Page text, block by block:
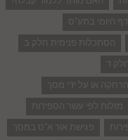
היומי בתע"ס
הסתכלות פנימית חלק ב
ד
הרחקה או על ידי מסך
מזלות לפי עשר הספירות
פגישת אור א"ס במסך